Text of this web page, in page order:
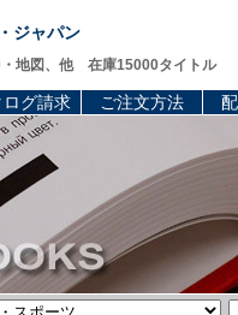
ジャパン
・地図、他 在庫15000タイトル
ログ請求 ご注文方法